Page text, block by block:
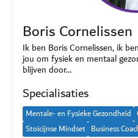
Boris Cornelissen
Ik ben Boris Cornelissen, ik
jou om fysiek en mentaal
blijven door…
Specialisaties
Mentale- en Fysieke Gezondheid
Stoïcijnse Mindset Business